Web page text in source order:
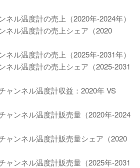
ネル温度計の売上（2020年-2024年）
ネル温度計の売上シェア（2020
ネル温度計の売上（2025年-2031年）
ネル温度計の売上シェア（2025-2031
ャンネル温度計収益：2020年 VS
ャンネル温度計販売量（2020年-2024
ャンネル温度計販売量シェア（2020
ャンネル温度計販売量（2025年-2031